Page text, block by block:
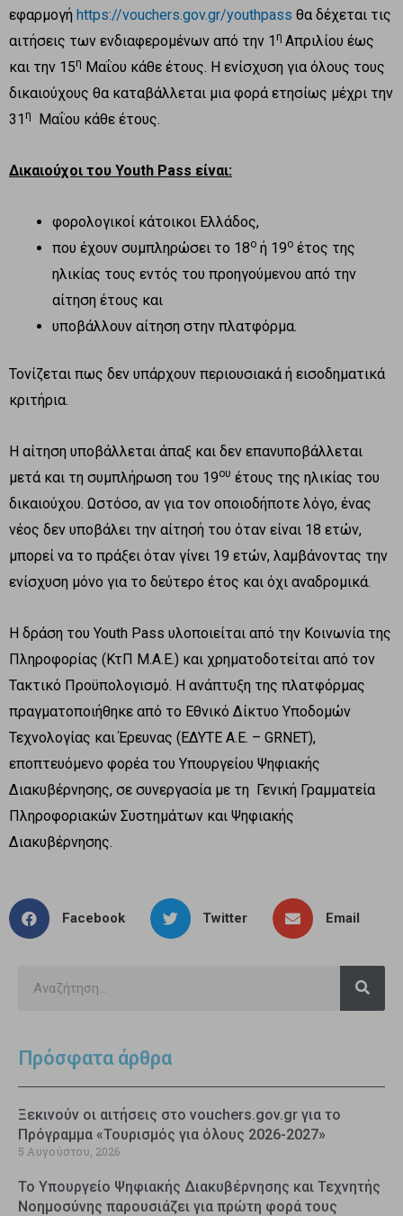
εφαρμογή https://vouchers.gov.gr/youthpass θα δέχεται τις
αιτήσεις των ενδιαφερομένων από την 1 η Απριλίου έως
και την 15η Μαΐου κάθε έτους. Η ενίσχυση για όλους τους
δικαιούχους θα καταβάλλεται μια φορά ετησίως μέχρι την
31 η Μαΐου κάθε έτους.
Δικαιούχοι του Youth Pass είναι:
φορολογικοί κάτοικοι Ελλάδος,
που έχουν συμπληρώσει το 18ο ή 19ο έτος της
ηλικίας τους εντός του προηγούμενου από την
αίτηση έτους και
υποβάλλουν αίτηση στην πλατφόρμα.
Τονίζεται πως δεν υπάρχουν περιουσιακά ή εισοδηματικά
κριτήρια.
Η αίτηση υποβάλλεται άπαξ και δεν επανυποβάλλεται
μετά και τη συμπλήρωση του 19ου έτους της ηλικίας του
δικαιούχου. Ωστόσο, αν για τον οποιοδήποτε λόγο, ένας
νέος δεν υποβάλει την αίτησή του όταν είναι 18 ετών,
μπορεί να το πράξει όταν γίνει 19 ετών, λαμβάνοντας την
ενίσχυση μόνο για το δεύτερο έτος και όχι αναδρομικά.
Η δράση του Youth Pass υλοποιείται από την Κοινωνία της
Πληροφορίας (ΚτΠ Μ.Α.Ε.) και χρηματοδοτείται από τον
Τακτικό Προϋπολογισμό. Η ανάπτυξη της πλατφόρμας
πραγματοποιήθηκε από το Εθνικό Δίκτυο Υποδομών
Τεχνολογίας και Έρευνας (ΕΔΥΤΕ Α.Ε. – GRNET),
εποπτευόμενο φορέα του Υπουργείου Ψηφιακής
Διακυβέρνησης, σε συνεργασία με τη Γενική Γραμματεία
Πληροφοριακών Συστημάτων και Ψηφιακής
Διακυβέρνησης.
Facebook Twitter Email
Πρόσφατα άρθρα
Ξεκινούν οι αιτήσεις στο vouchers.gov.gr για το
Πρόγραμμα «Τουρισμός για όλους 2026-2027»
5 Αυγούστου, 2026
Το Υπουργείο Ψηφιακής Διακυβέρνησης και Τεχνητής
Νοημοσύνης παρουσιάζει για πρώτη φορά τους